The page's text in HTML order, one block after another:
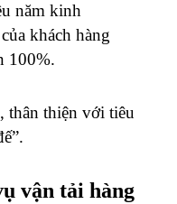
năm kinh
khách hàng
100%.
thân thiện với tiêu
vận tải hàng